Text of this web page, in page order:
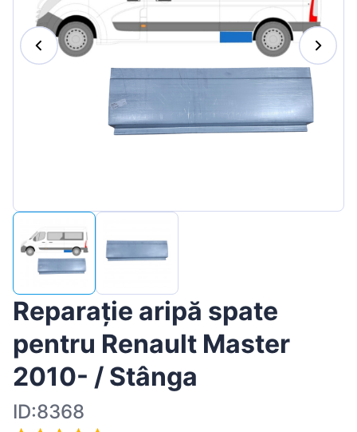
Lietuvių
Slovenian
Reparație aripă spate
pentru Renault Master
2010- / Stânga
ID:8368